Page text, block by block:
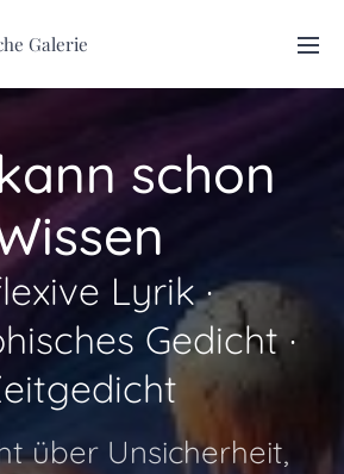
Galerie
schon
Lyrik ·
Gedicht ·
über Unsicherheit,